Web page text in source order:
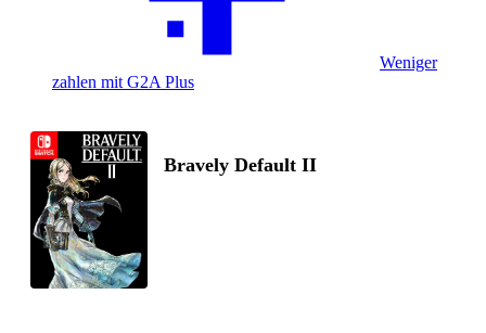
Weniger
zahlen mit G2A Plus
Bravely Default II